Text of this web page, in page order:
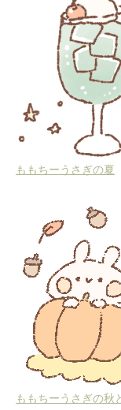
ももちーうさぎの夏
ももちーうさぎの秋